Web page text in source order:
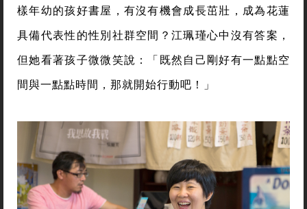
樣年幼的孩好書屋，有沒有機會成長茁壯，成為花蓮
具備代表性的性別社群空間？江珮瑾心中沒有答案，
但她看著孩子微微笑說：「既然自己剛好有一點點空
間與一點點時間，那就開始行動吧！」